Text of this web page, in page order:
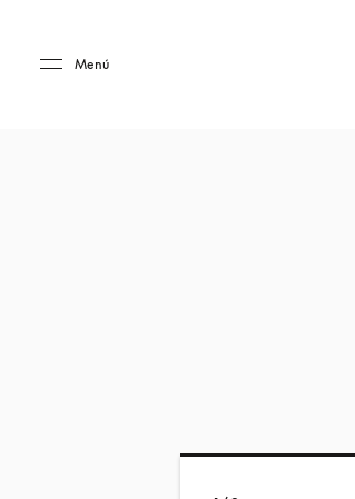
Menú